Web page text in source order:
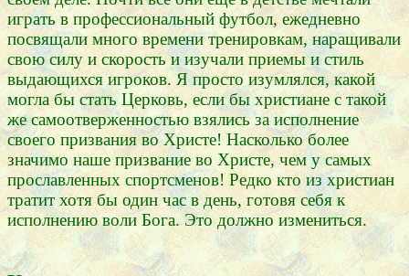
играть в профессиональный футбол, ежедневно
посвящали много времени тренировкам, наращивали
свою силу и скорость и изучали приемы и стиль
выдающихся игроков. Я просто изумлялся, какой
могла бы стать Церковь, если бы христиане с такой
же самоотверженностью взялись за исполнение
своего призвания во Христе! Насколько более
значимо наше призвание во Христе, чем у самых
прославленных спортсменов! Редко кто из христиан
тратит хотя бы один час в день, готовя себя к
исполнению воли Бога. Это должно измениться.